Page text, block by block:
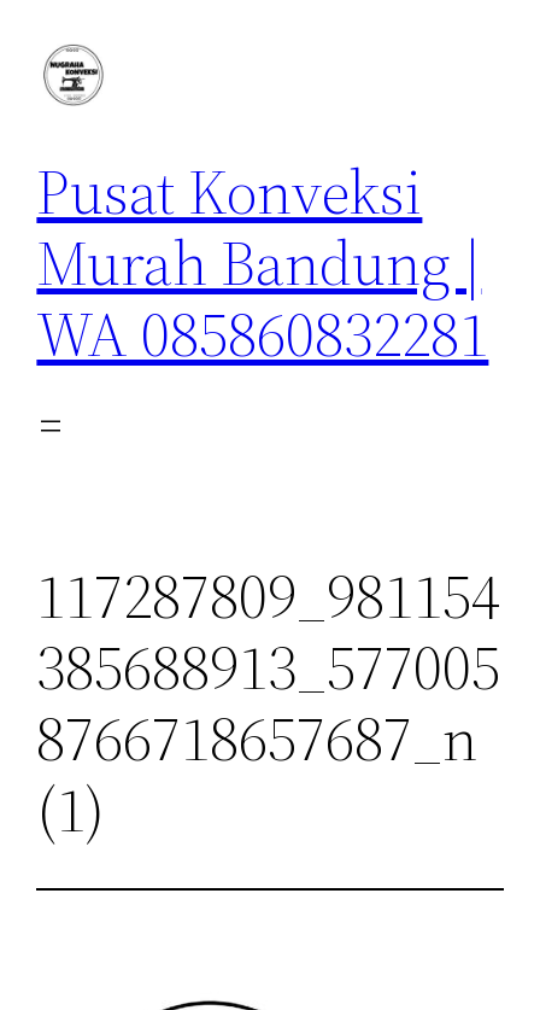
konten
Pusat Konveksi
Murah Bandung |
WA 085860832281
117287809_981154
385688913_577005
8766718657687_n
(1)